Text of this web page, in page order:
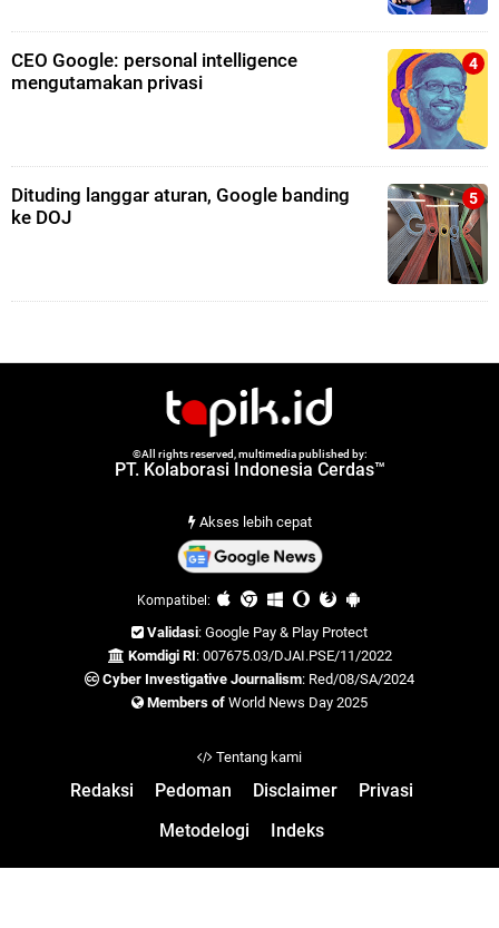
CEO Google: personal intelligence
mengutamakan privasi
Dituding langgar aturan, Google banding
ke DOJ
©All rights reserved, multimedia published by:
PT. Kolaborasi Indonesia Cerdas™
Akses lebih cepat
Kompatibel:
Validasi: Google Pay & Play Protect
Komdigi RI: 007675.03/DJAI.PSE/11/2022
Cyber Investigative Journalism: Red/08/SA/2024
Members of World News Day 2025
Tentang kami
Redaksi Pedoman Disclaimer
Privasi
Metodelogi
Indeks